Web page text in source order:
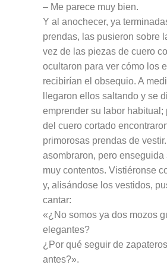
– Me parece muy bien.
Y al anochecer, ya
prendas, las pusieron sobre
vez de las piezas de cuero
ocultaron para ver cómo los
recibirían el obsequio. A
llegaron ellos saltando y se
emprender su labor habitual;
del cuero cortado
primorosas prendas de
asombraron, pero enseguida
muy contentos. Vistiéronse
y, alisándose los vestidos,
cantar:
«¿No somos ya dos mozos
elegantes?
¿Por qué seguir de
antes?».